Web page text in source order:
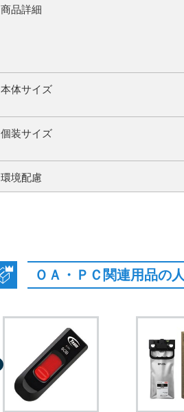
商品詳細
本体サイズ
個装サイズ
環境配慮
ＯＡ・ＰＣ関連用品の